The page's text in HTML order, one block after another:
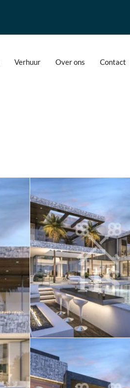
Verhuur Over ons Contact